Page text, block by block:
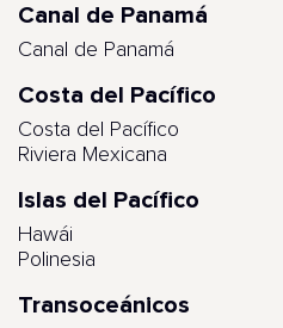
Canal de Panamá
Canal de Panamá
Costa del Pacífico
Costa del Pacífico
Riviera Mexicana
Islas del Pacífico
Hawái
Polinesia
Transoceánicos